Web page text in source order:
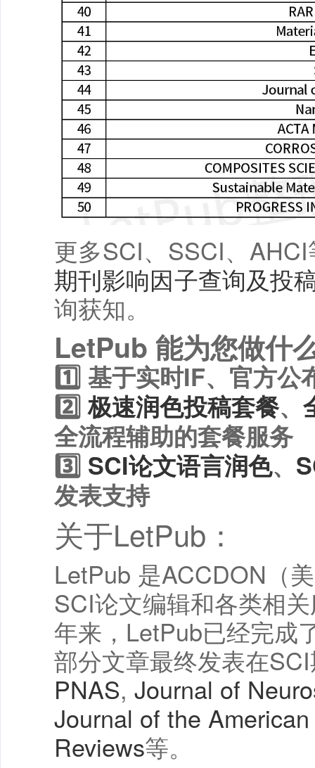
更多SCI、SSCI、
期刊影响因子查询及投
询获知。
LetPub 能为您做什
1️⃣ 基于实时IF、官方公
2️⃣极速润色投稿套餐、
全流程辅助的套餐服务
3️⃣ SCI论文语言润色、
发表支持
关于LetPub：
LetPub 是ACCDON（
SCI论文编辑和各类相
年来，LetPub已经完成
部分文章最终发表在
PNAS, Journal of
Journal of the
Reviews等。